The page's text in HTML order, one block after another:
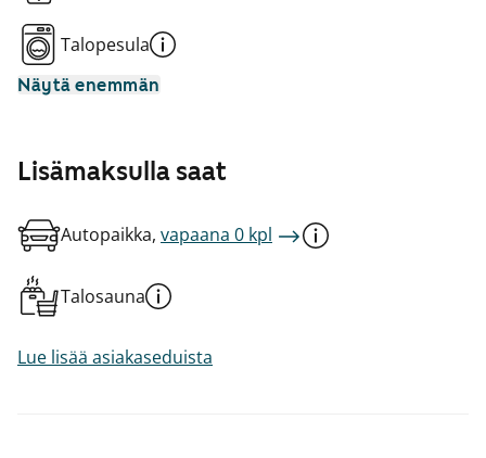
Talopesula
Näytä enemmän
Lisämaksulla saat
Autopaikka, vapaana 0 kpl
Talosauna
Lue lisää asiakaseduista